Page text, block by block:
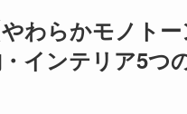
やわらかモノト
インテリア5つ